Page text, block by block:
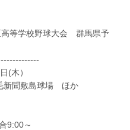
等学校野球大会 群馬県予
木）
聞敷島球場 ほか
～